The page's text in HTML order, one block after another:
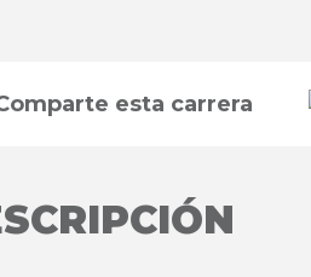
esta carrera